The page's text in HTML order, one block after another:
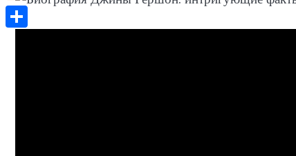
Odnoklassniki